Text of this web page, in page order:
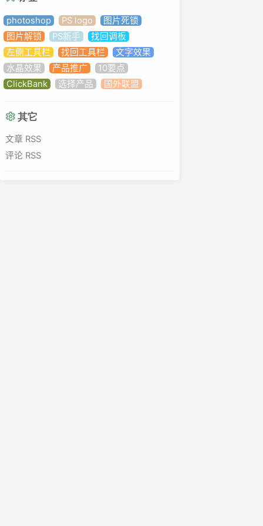
photoshop PS logo
图片死锁
图片解锁
PS新手
找回调板
左侧工具栏
找回工具栏
文字效果
水晶效果
产品推广
10要点
ClickBank
选择产品 国外联盟
其它
文章 RSS
评论 RSS